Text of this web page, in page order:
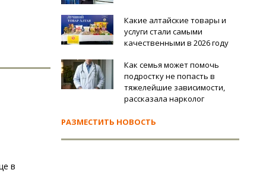
в
Какие алтайские товары и
услуги стали самыми
качественными в 2026 году
Как семья может помочь
подростку не попасть в
тяжелейшие зависимости,
рассказала нарколог
РАЗМЕСТИТЬ НОВОСТЬ